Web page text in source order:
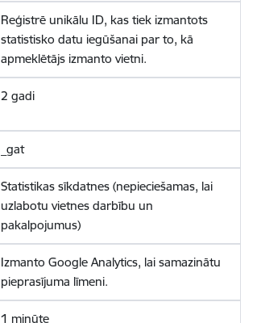
Reģistrē unikālu ID, kas tiek izmantots
statistisko datu iegūšanai par to, kā
apmeklētājs izmanto vietni.
2 gadi
_gat
Statistikas sīkdatnes (nepieciešamas, lai
uzlabotu vietnes darbību un
pakalpojumus)
Izmanto Google Analytics, lai samazinātu
pieprasījuma līmeni.
1 minūte